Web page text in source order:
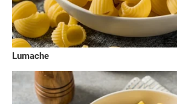
Lumache